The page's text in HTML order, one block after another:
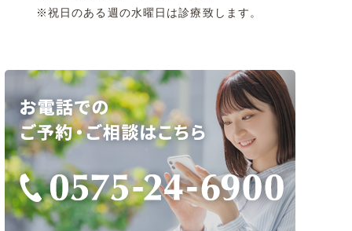
※祝日のある週の水曜日は診療致します。